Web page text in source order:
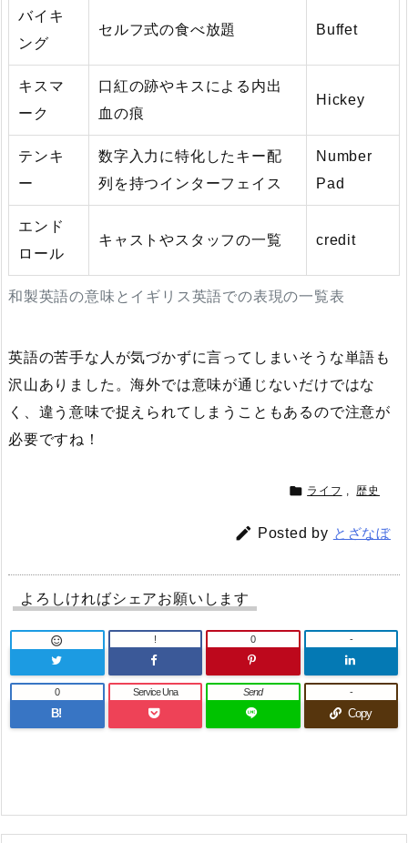
和製英語の意味とイギリス英語での表現の一覧表
バイキ
ング
セルフ式の食べ放題 Buffet
キスマ
ーク
口紅の跡やキスによる内出
血の痕
Hickey
テンキ
ー
数字入力に特化したキー配
列を持つインターフェイス
Number
Pad
エンド
ロール
キャストやスタッフの一覧 credit
英語の苦手な人が気づかずに言ってしまいそうな単語も
沢山ありました。海外では意味が通じないだけではな
く、違う意味で捉えられてしまうこともあるので注意が
必要ですね！
 ライフ , 歴史
 Posted by とざなぼ
よろしければシェアお願いします
 ! 0 -
B!
0 Service Una Send
Copy
-